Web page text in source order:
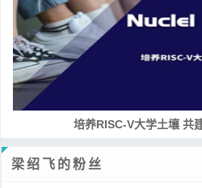
培养RISC-V大学土壤 共
梁绍飞的粉丝